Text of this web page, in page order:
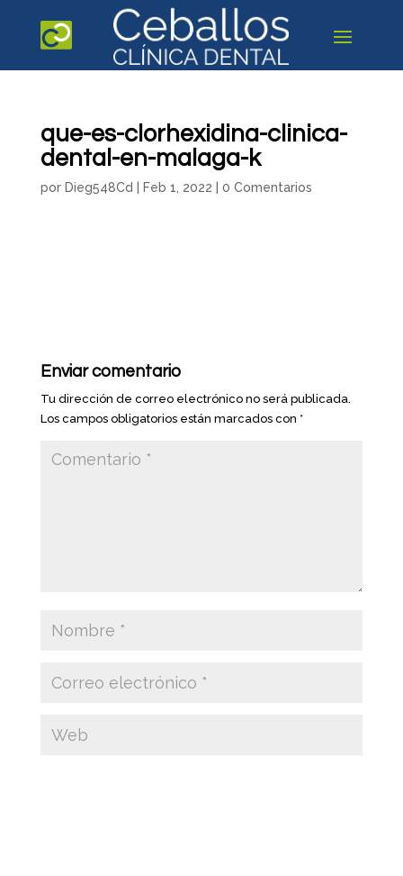
que-es-clorhexidina-clinica-
dental-en-malaga-k
por Dieg548Cd Feb 1, 2022 0 Comentarios
Enviar comentario
Tu dirección de correo electrónico no será publicada.
Los campos obligatorios están marcados con *